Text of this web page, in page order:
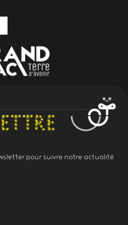
pour suivre notre actualité